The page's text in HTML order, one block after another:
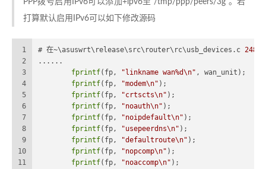
PPP拨号启用IPv6可以添加+ipv6至 /tmp/ppp/peers/3g 。若
打算默认启用IPv6可以如下修改源码
1
2
3
4
5
6
7
8
9
10
11
# 在~\asuswrt\release\src\router\rc\usb_devices.c 2482
......
fprintf(fp, "linkname wan%d\n" , wan_unit);
fprintf(fp, "modem\n" );
fprintf(fp, "crtscts\n" );
fprintf(fp, "noauth\n" );
fprintf(fp, "noipdefault\n" );
fprintf(fp, "usepeerdns\n" );
fprintf(fp, "defaultroute\n" );
fprintf(fp, "nopcomp\n" );
fprintf(fp, "noaccomp\n" );